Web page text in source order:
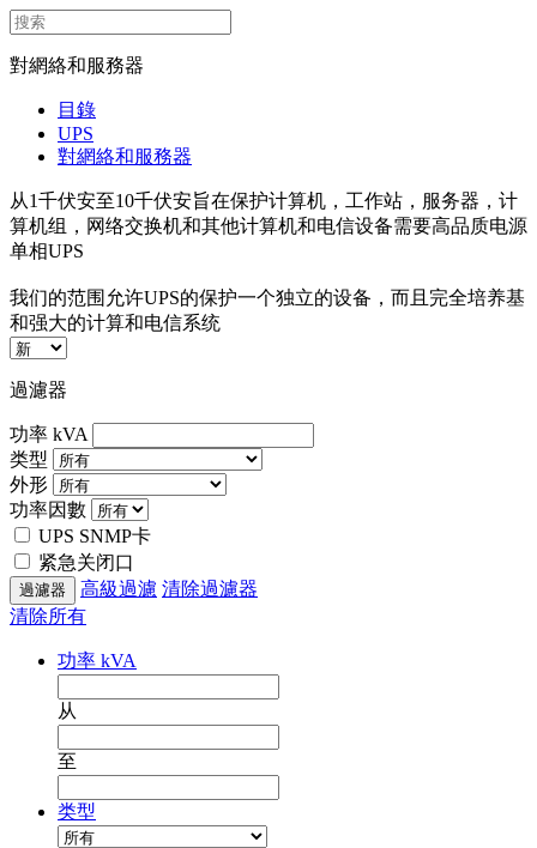
對網絡和服務器
目錄
UPS
對網絡和服務器
从1千伏安至10千伏安旨在保护计算机，工作站，服务器，计
算机组，网络交换机和其他计算机和电信设备需要高品质电源
单相UPS
我们的范围允许UPS的保护一个独立的设备，而且完全培养基
和强大的计算和电信系统
過濾器
功率 kVA
类型
外形
功率因數
UPS SNMP卡
紧急关闭口
高級過濾 清除過濾器
清除所有
功率 kVA
从
至
类型